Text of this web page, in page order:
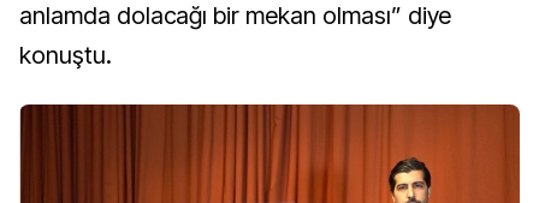
anlamda dolacağı bir mekan olması” diye
konuştu.